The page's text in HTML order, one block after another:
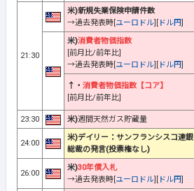
21:30
米)新規失業保険申請件数
→過去発表時[ ユーロドル ドル円
米)消費者物価指数
[前月比/前年比]
→過去発表時[ ユーロドル ドル円
↑・ 消費者物価指数【コア】
[前月比/前年比]
23:30
米)週間天然ガス貯蔵量
24:00
米)デイリー：サンフランシスコ連銀
総裁の発言(投票権なし)
26:00
米)30年債入札
→過去発表時[ ユーロドル ドル円